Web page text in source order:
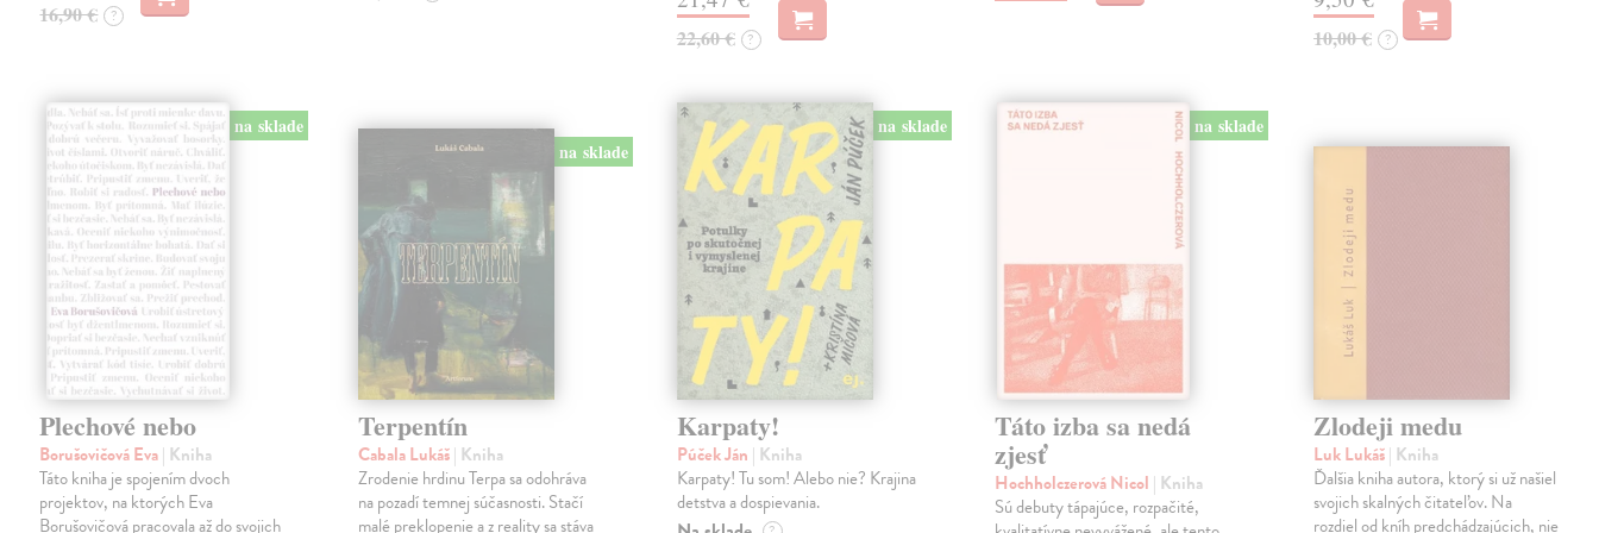
16,90 € ?
22,60 € ? 10,00 € ?
na sklade
Plechové nebo
Borušovičová Eva| Kniha
Táto kniha je spojením dvoch
projektov, na ktorých Eva
Borušovičová pracovala až do svojich
na sklade
Terpentín
Cabala Lukáš| Kniha
Zrodenie hrdinu Terpa sa odohráva
na pozadí temnej súčasnosti. Stačí
malé preklopenie a z reality sa stáva
na sklade
Karpaty!
Púček Ján | Kniha
Karpaty! Tu som! Alebo nie? Krajina
detstva a dospievania.
na sklade
Táto izba sa nedá
zjesť
Hochholczerová Nicol | Kniha
Sú debuty tápajúce, rozpačité,
Zlodeji medu
Luk Lukáš| Kniha
Ďalšia kniha autora, ktorý si už našiel
svojich skalných čitateľov. Na
rozdiel od kníh predchádzajúcich, nie